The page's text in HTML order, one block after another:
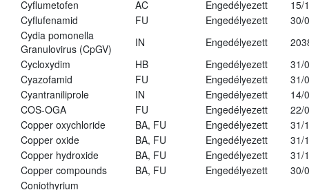
Cyflumetofen
AC Engedélyezett
15/
Cyflufenamid
FU Engedélyezett
30/
Cydia pomonella
Granulovirus (CpGV)
IN Engedélyezett
Cycloxydim
HB Engedélyezett
31/
Cyazofamid
FU Engedélyezett
31/
Cyantraniliprole
IN Engedélyezett
14/
COS-OGA
FU Engedélyezett
22/
Copper oxychloride
BA, FU Engedélyezett
31/
Copper oxide
BA, FU Engedélyezett
31/
Copper hydroxide
BA, FU Engedélyezett
31/
Copper compounds
BA, FU Engedélyezett
30/
Coniothyrium